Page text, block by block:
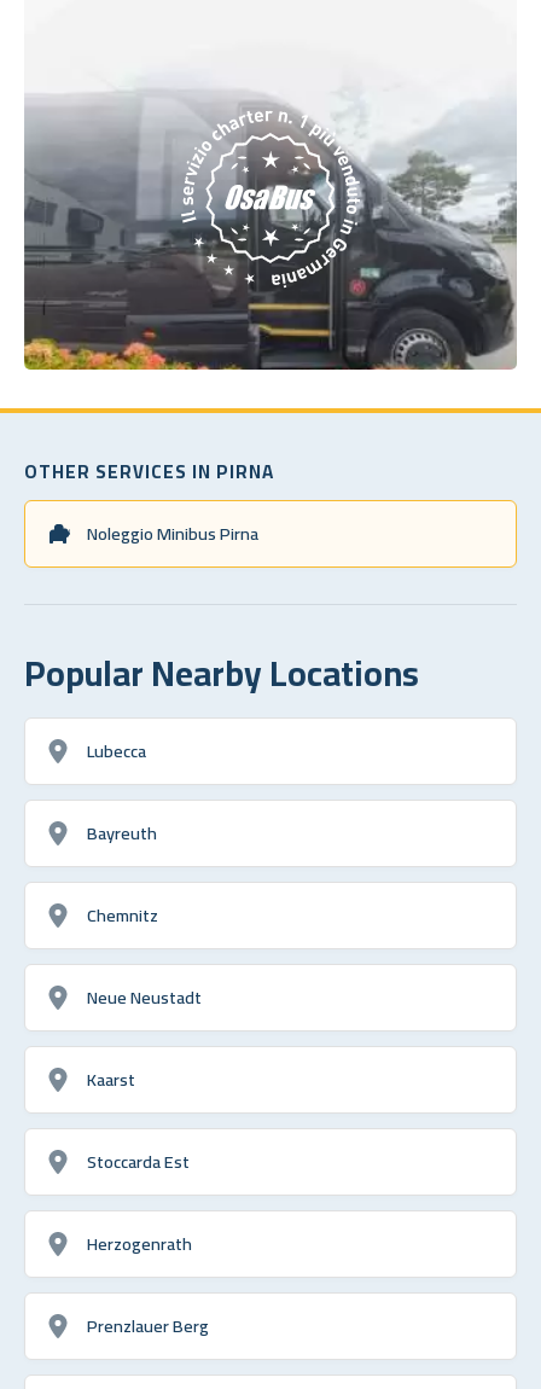
OTHER SERVICES IN PIRNA
Noleggio Minibus Pirna
Popular Nearby Locations
Lubecca
Bayreuth
Chemnitz
Neue Neustadt
Kaarst
Stoccarda Est
Herzogenrath
Prenzlauer Berg